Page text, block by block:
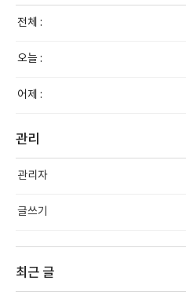
전체 :
오늘 :
어제 :
관리
관리자
글쓰기
최근 글